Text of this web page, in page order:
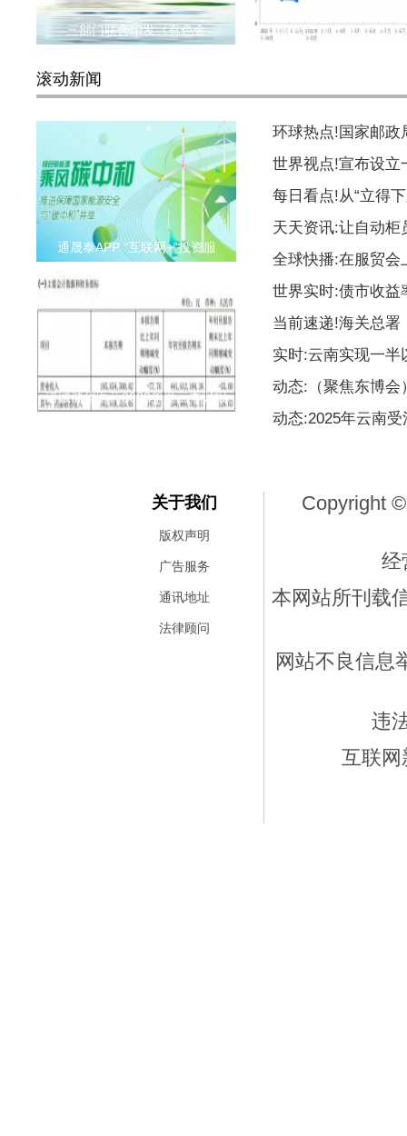
三部门联合印发《有色金 国家统计局：前10个月
滚动新闻
通晟泰APP “互联网+”投资服
诺诚健华医药2022年度三季财报
环球热点!国家邮政
世界视点!宣布设立
每日看点!从“立得
天天资讯:让自动柜
全球快播:在服贸会
世界实时:债市收益
当前速递!海关总署
实时:云南实现一半
动态:（聚焦东博会
动态:2025年云南
关于我们
版权声明
广告服务
通讯地址
法律顾问
Copyright
经
本网站所刊载
网站不良信息
违
互联网